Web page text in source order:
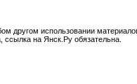
другом использовании
ссылка на Янск.Ру обязательна.